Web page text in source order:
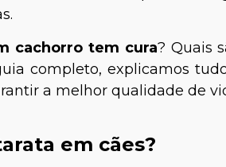
cachorro tem cura? Quais
completo, explicamos
a melhor qualidade de
em cães?